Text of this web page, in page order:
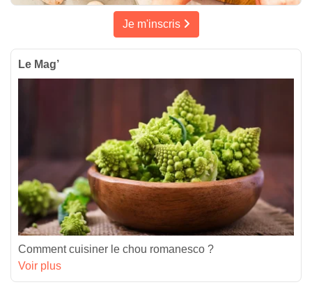
Je m'inscris
Le Mag’
Comment cuisiner le chou romanesco ?
Voir plus